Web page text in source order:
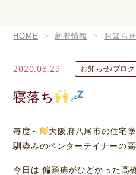
HOME 新着情報 お知らせ
2020.08.29 お知らせ/ブログ
寝落ち
毎度～
大阪府八尾市の住宅
馴染みのペンターテイナーの
今日は 偏頭痛がひどかった高